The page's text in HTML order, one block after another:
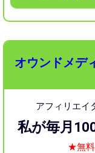
オウンドメデ
アフィリエイ
私が毎月
★無